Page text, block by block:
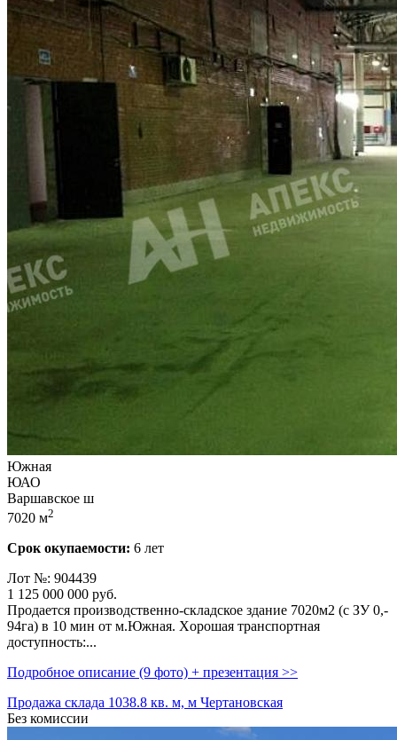
Южная
ЮАО
Варшавское ш
7020 м2
Срок окупаемости: 6 лет
Лот №: 904439
1 125 000 000 руб.
Продается производственно-складское здание 7020м2 (с ЗУ 0,­
94га) в 10 мин от м.Южная. Xoрошaя транспортнaя
доcтупность:...
Подробное описание (9 фото) + презентация >>
Продажа склада 1038.8 кв. м, м Чертановская
Без комиссии